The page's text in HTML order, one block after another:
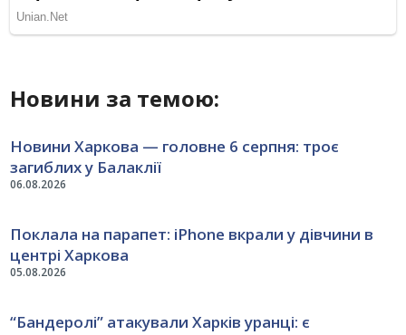
Новини за темою:
06.08.2026
Новини Харкова — головне 6 серпня: троє
загиблих у Балаклії
05.08.2026
Поклала на парапет: iPhone вкрали у дівчини в
центрі Харкова
“Бандеролі” атакували Харків уранці: є